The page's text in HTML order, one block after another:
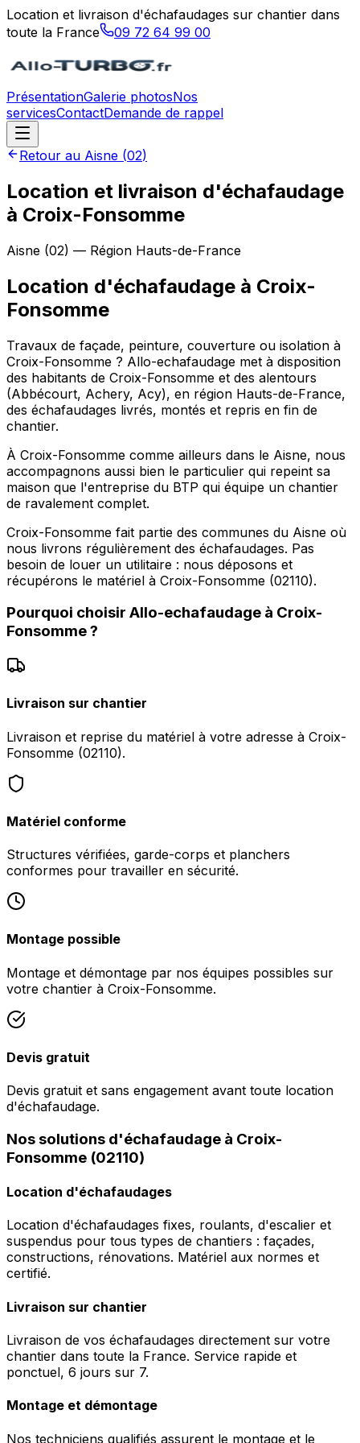
Location et livraison d'échafaudages sur chantier dans
toute la France
09 72 64 99 00
PrésentationGalerie photosNos
servicesContactDemande de rappel
Retour au Aisne (02)
Location et livraison d'échafaudage
à Croix-Fonsomme
Aisne (02) — Région Hauts-de-France
Location d'échafaudage à Croix-
Fonsomme
Travaux de façade, peinture, couverture ou isolation à
Croix-Fonsomme ? Allo-echafaudage met à disposition
des habitants de Croix-Fonsomme et des alentours
(Abbécourt, Achery, Acy), en région Hauts-de-France,
des échafaudages livrés, montés et repris en fin de
chantier.
À Croix-Fonsomme comme ailleurs dans le Aisne, nous
accompagnons aussi bien le particulier qui repeint sa
maison que l'entreprise du BTP qui équipe un chantier
de ravalement complet.
Croix-Fonsomme fait partie des communes du Aisne où
nous livrons régulièrement des échafaudages. Pas
besoin de louer un utilitaire : nous déposons et
récupérons le matériel à Croix-Fonsomme (02110).
Pourquoi choisir Allo-echafaudage à Croix-
Fonsomme?
Livraison sur chantier
Livraison et reprise du matériel à votre adresse à Croix-
Fonsomme (02110).
Matériel conforme
Structures vérifiées, garde-corps et planchers
conformes pour travailler en sécurité.
Montage possible
Montage et démontage par nos équipes possibles sur
votre chantier à Croix-Fonsomme.
Devis gratuit
Devis gratuit et sans engagement avant toute location
d'échafaudage.
Nos solutions d'échafaudage à Croix-
Fonsomme (02110)
Location d'échafaudages
Location d'échafaudages fixes, roulants, d'escalier et
suspendus pour tous types de chantiers : façades,
constructions, rénovations. Matériel aux normes et
certifié.
Livraison sur chantier
Livraison de vos échafaudages directement sur votre
chantier dans toute la France. Service rapide et
ponctuel, 6 jours sur 7.
Montage et démontage
Nos techniciens qualifiés assurent le montage et le